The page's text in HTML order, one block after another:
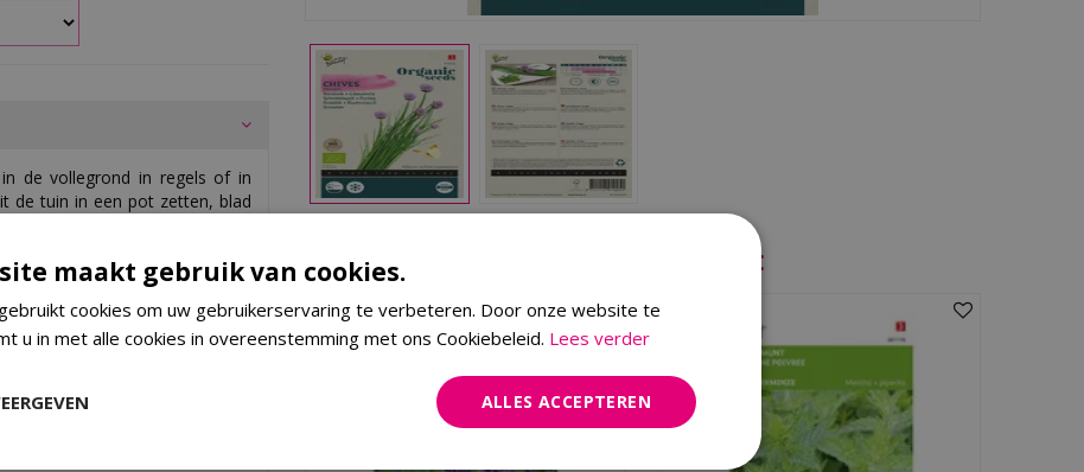
in de vollegrond in regels of in
de tuin in een pot zetten, blad
Kijk ook eens naar:
maakt gebruik van cookies.
cookies om uw gebruikerservaring te verbeteren. Door onze website te
u in met alle cookies in overeenstemming met ons Cookiebeleid. Lees verder
ALLES ACCEPTEREN